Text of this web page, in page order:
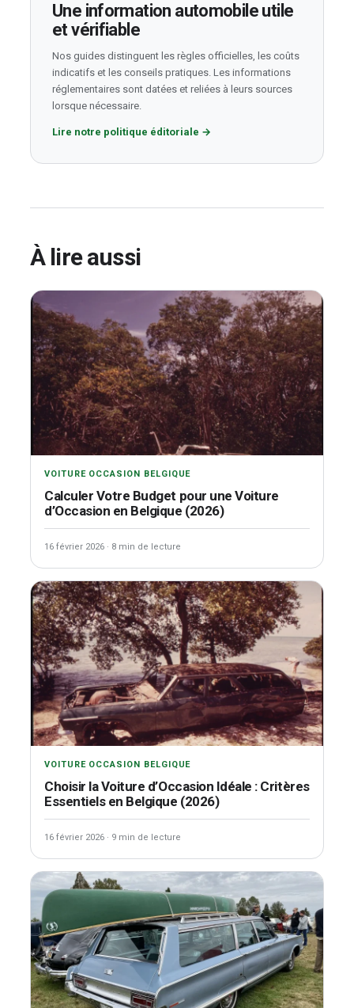
Une information automobile utile
et vérifiable
Nos guides distinguent les règles officielles, les coûts
indicatifs et les conseils pratiques. Les informations
réglementaires sont datées et reliées à leurs sources
lorsque nécessaire.
Lire notre politique éditoriale →
À lire aussi
VOITURE OCCASION BELGIQUE
Calculer Votre Budget pour une Voiture
d’Occasion en Belgique (2026)
16 février 2026 · 8 min de lecture
VOITURE OCCASION BELGIQUE
Choisir la Voiture d’Occasion Idéale : Critères
Essentiels en Belgique (2026)
16 février 2026 · 9 min de lecture